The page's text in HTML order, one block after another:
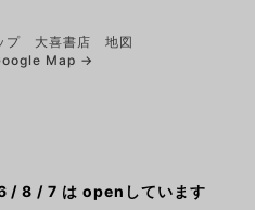
Map →
/ 8 / 7 は openしています